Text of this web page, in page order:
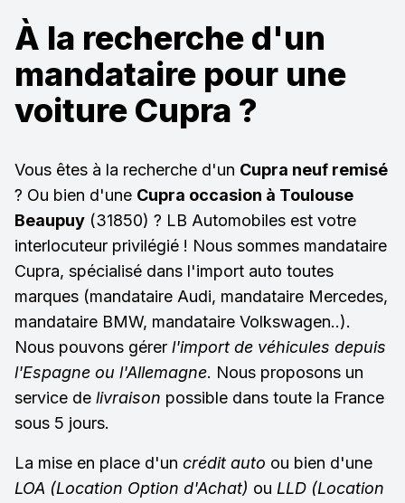
À la recherche d'un
mandataire pour une
voiture Cupra ?
Vous êtes à la recherche d'un Cupra neuf remisé
? Ou bien d'une Cupra occasion à Toulouse
Beaupuy (31850) ? LB Automobiles est votre
interlocuteur privilégié ! Nous sommes mandataire
Cupra, spécialisé dans l'import auto toutes
marques (mandataire Audi, mandataire Mercedes,
mandataire BMW, mandataire Volkswagen..).
Nous pouvons gérer l'import de véhicules depuis
l'Espagne ou l'Allemagne. Nous proposons un
service de livraison possible dans toute la France
sous 5 jours.
La mise en place d'un crédit auto ou bien d'une
LOA (Location Option d'Achat) ou LLD (Location